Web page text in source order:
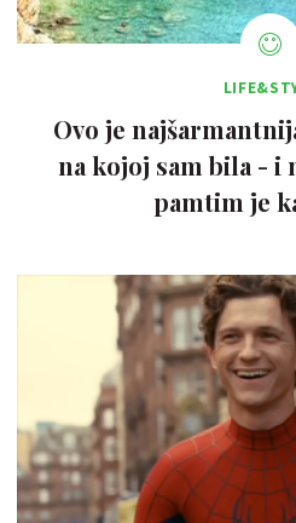
Ovo je
na kojoj sam bila - i
pamtim je